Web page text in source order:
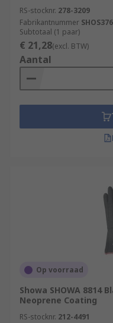
RS-stocknr. 278-3209
Fabrikantnummer SHOS376
Subtotaal (1 paar)
€ 21,28(excl. BTW)
Aantal
Op voorraad
Showa SHOWA 8814
Neoprene Coating
RS-stocknr. 212-4491